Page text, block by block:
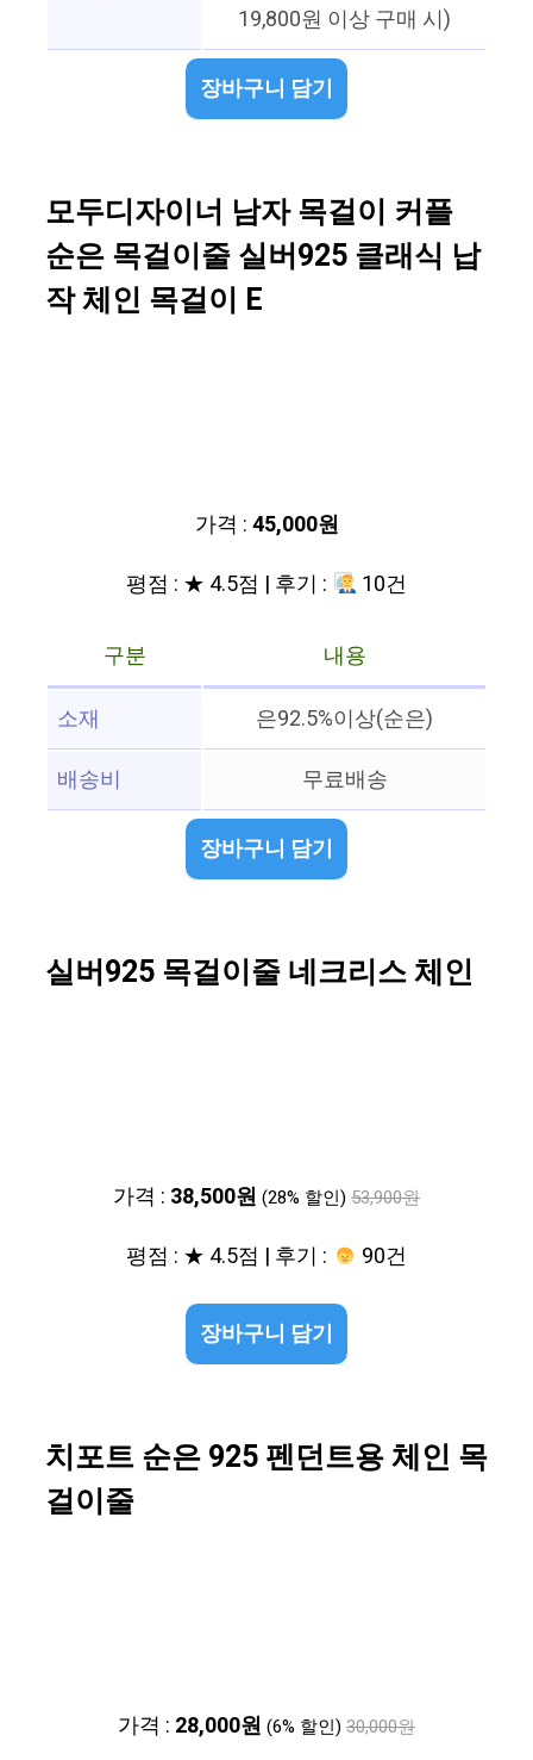
19,800원 이상 구매 시)
장바구니 담기
모두디자이너 남자 목걸이 커플
순은 목걸이줄 실버925 클래식 납
작 체인 목걸이 E
가격 :45,000원
평점 : ★ 4.5점 | 후기 :
10건
구분
내용
소재
은92.5%이상(순은)
배송비
무료배송
장바구니 담기
실버925 목걸이줄 네크리스 체인
가격 : 38,500원 (28% 할인) 53,900원
평점 : ★ 4.5점 | 후기 : 90건
장바구니 담기
치포트 순은 925 펜던트용 체인 목
걸이줄
가격 : 28,000원 (6% 할인) 30,000원